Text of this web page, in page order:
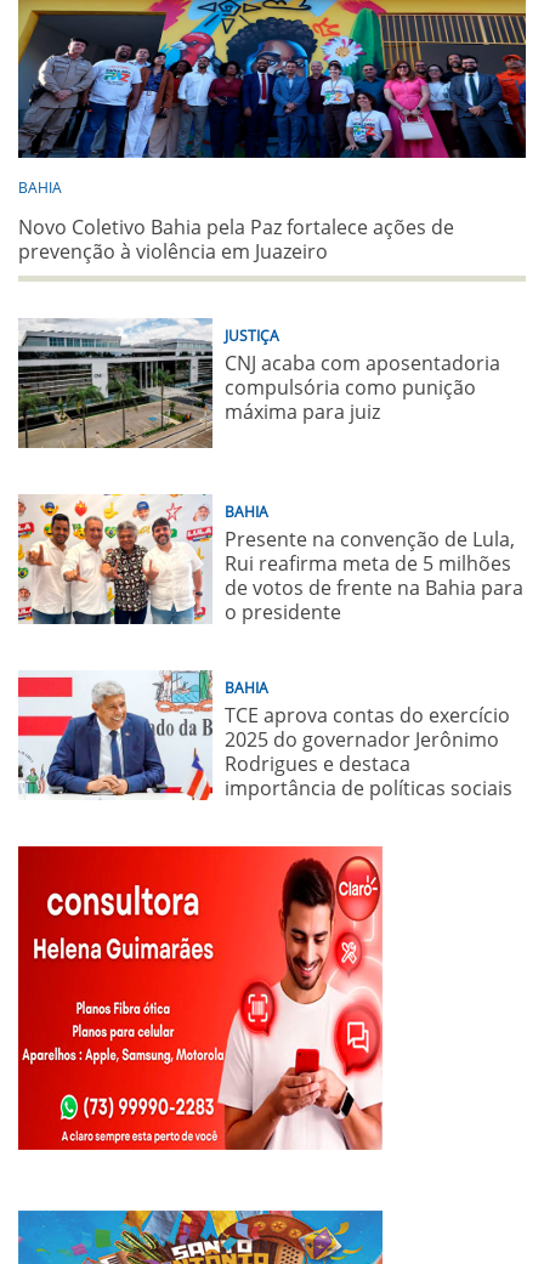
BAHIA
Novo Coletivo Bahia pela Paz fortalece ações de
prevenção à violência em Juazeiro
JUSTIÇA
CNJ acaba com aposentadoria
compulsória como punição
máxima para juiz
BAHIA
Presente na convenção de Lula,
Rui reafirma meta de 5 milhões
de votos de frente na Bahia para
o presidente
BAHIA
TCE aprova contas do exercício
2025 do governador Jerônimo
Rodrigues e destaca
importância de políticas sociais